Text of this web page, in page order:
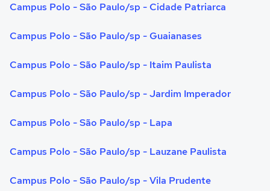
Campus Polo - São Paulo/sp - Cidade Patriarca
Campus Polo - São Paulo/sp - Guaianases
Campus Polo - São Paulo/sp - Itaim Paulista
Campus Polo - São Paulo/sp - Jardim Imperador
Campus Polo - São Paulo/sp - Lapa
Campus Polo - São Paulo/sp - Lauzane Paulista
Campus Polo - São Paulo/sp - Vila Prudente